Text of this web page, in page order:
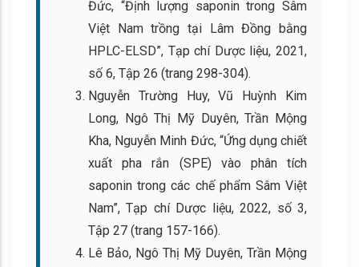
Đức, “Định lượng saponin trong Sâm
Việt Nam trồng tại Lâm Đồng bằng
HPLC-ELSD”, Tạp chí Dược liệu, 2021,
số 6, Tập 26 (trang 298-304).
Nguyễn Trường Huy, Vũ Huỳnh Kim
Long, Ngô Thị Mỹ Duyên, Trần Mộng
Kha, Nguyễn Minh Đức, “Ứng dụng chiết
xuất pha rắn (SPE) vào phân tích
saponin trong các chế phẩm Sâm Việt
Nam”, Tạp chí Dược liệu, 2022, số 3,
Tập 27 (trang 157-166).
Lê Bảo, Ngô Thị Mỹ Duyên, Trần Mộng